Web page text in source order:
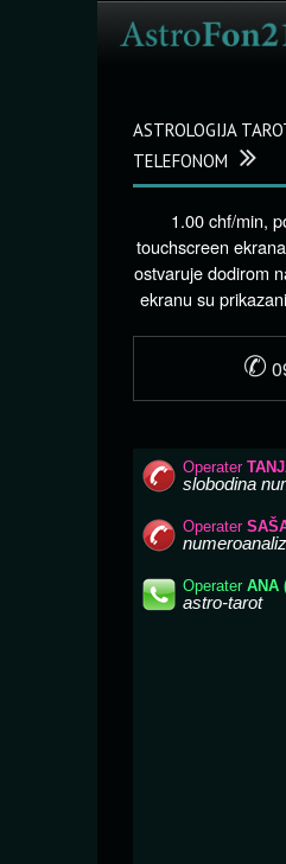
ASTROLOGIJA
TELEFONOM
1.00 chf/min,
touchscreen
ostvaruje dodirom
ekranu su
✆